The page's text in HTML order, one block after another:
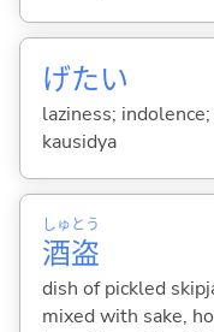
げたい
laziness;
kausidya
酒
しゅ
盗
とう
dish of pickled
mixed with sake,